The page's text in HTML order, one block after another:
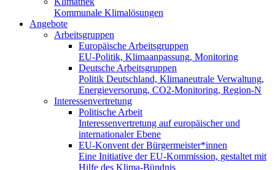
Kommunale Klimalösungen
Angebote
Arbeitsgruppen
Europäische Arbeitsgruppen
EU-Politik, Klimaanpassung, Monitoring
Deutsche Arbeitsgruppen
Politik Deutschland, Klimaneutrale Verwaltung,
Energieversorung, CO2-Monitoring, Region-N
Interessenvertretung
Politische Arbeit
Interessenvertretung auf europäischer und
internationaler Ebene
EU-Konvent der Bürgermeister*innen
Eine Initiative der EU-Kommission, gestaltet mit
Hilfe des Klima-Bündnis